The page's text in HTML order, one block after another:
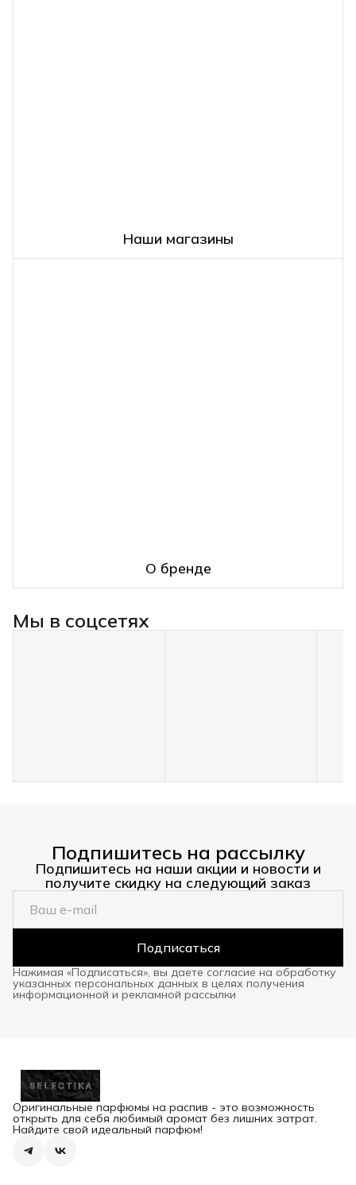
Наши магазины
О бренде
Мы в соцсетях
Подпишитесь на рассылку
Подпишитесь на наши акции и новости и
получите скидку на следующий заказ
Подписаться
Нажимая «Подписаться», вы даете согласие на обработку
указанных персональных данных в целях получения
информационной и рекламной рассылки
Оригинальные парфюмы на распив - это возможность
открыть для себя любимый аромат без лишних затрат.
Найдите свой идеальный парфюм!